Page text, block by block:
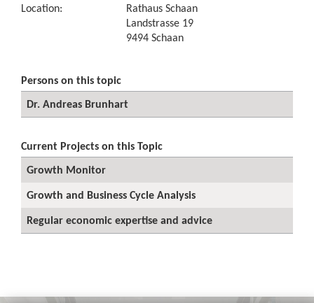
Location:
Rathaus Schaan
Landstrasse 19
9494 Schaan
Persons on this topic
Dr. Andreas Brunhart
Current Projects on this Topic
Growth Monitor
Growth and Business Cycle Analysis
Regular economic expertise and advice